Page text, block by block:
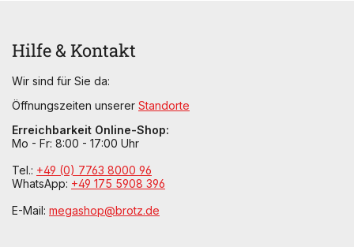
Hilfe & Kontakt
Wir sind für Sie da:
Öffnungszeiten unserer Standorte
Erreichbarkeit Online-Shop:
Mo - Fr: 8:00 - 17:00 Uhr
Tel.: +49 (0) 7763 8000 96
WhatsApp: +49 175 5908 396
E-Mail: megashop@brotz.de